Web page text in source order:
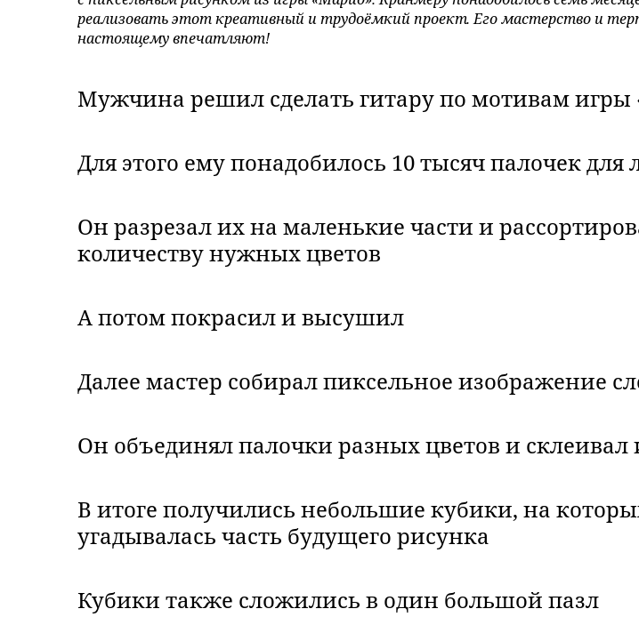
реализовать этот креативный и трудоёмкий проект. Его мастерство и
настоящему впечатляют!
Мужчина решил сделать гитару по мотивам игры
Для этого ему понадобилось 10 тысяч палочек для
Он разрезал их на маленькие части и
количеству нужных цветов
А потом покрасил и высушил
Далее мастер собирал пиксельное изображение
Он объединял палочки разных цветов и склеивал
В итоге получились небольшие кубики, на
угадывалась часть будущего рисунка
Кубики также сложились в один большой пазл